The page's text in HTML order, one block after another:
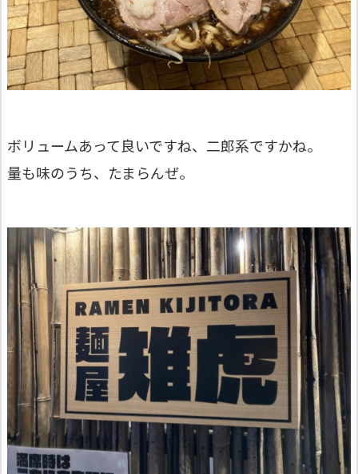
ボリュームあって良いですね、二郎系ですかね。
量も味のうち、たまらんぜ。